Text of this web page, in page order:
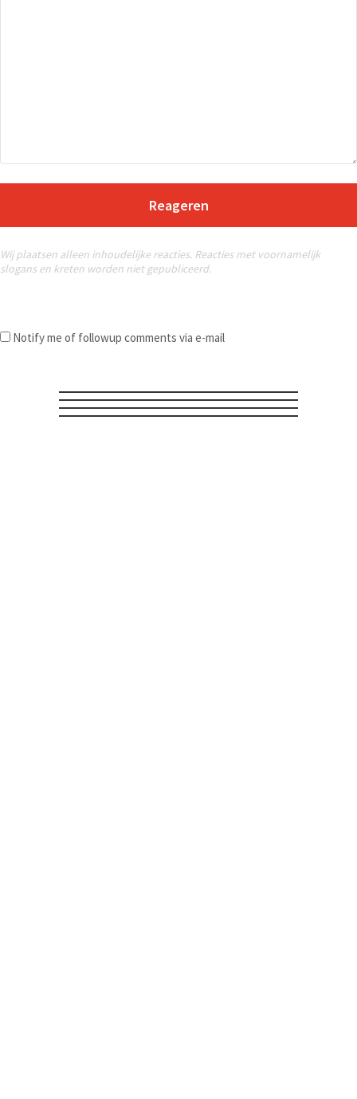
Reageren
Wij plaatsen alleen inhoudelijke reacties. Reacties met voornamelijk
slogans en kreten worden niet gepubliceerd.
Notify me of followup comments via e-mail